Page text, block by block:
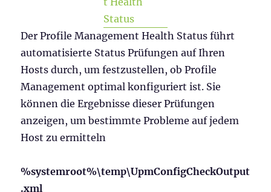
Der Profile Management Health Status führt
automatisierte Status Prüfungen auf Ihren
Hosts durch, um festzustellen, ob Profile
Management optimal konfiguriert ist. Sie
können die Ergebnisse dieser Prüfungen
anzeigen, um bestimmte Probleme auf jedem
Host zu ermitteln
%systemroot%\temp\UpmConfigCheckOutput
.xml